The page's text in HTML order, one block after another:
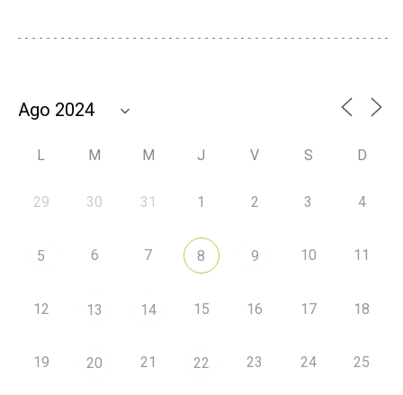
L M M J V S D
29 30 31 1 2 3 4
5 6 7 8 9 10 11
12 13 14 15 16 17 18
19 20 21 22 23 24 25